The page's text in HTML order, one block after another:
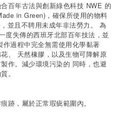
百年古法與創新綠色科技 NWE 的
in Green)，確保所使用的物料
並且不聘用未成年非法勞力。 為
度失傳的西班牙北部百年技法，並
過程中完全無需使用化學黏著
、 天然橡膠，以及生物可降解原
作。減少環境污染的 同時，也避
。
跡，屬於正常瑕疵範圍內。